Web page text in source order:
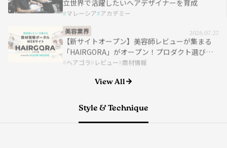
ヘアゴラ レビュー 商材情報
知識 2026.07.17
パーマ アカデミー apish